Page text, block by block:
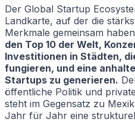
Der Global Startup
Landkarte, auf der die
Merkmale gemeinsam
den Top 10 der Welt,
Investitionen in Städten,
fungieren, und eine
Startups zu generieren.
öffentliche Politik und
steht im Gegensatz zu
Jahr für Jahr eine